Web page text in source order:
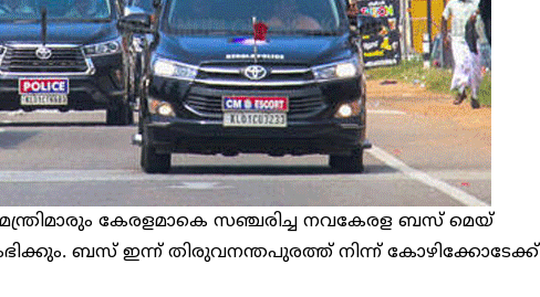
കേരളമാകെ സഞ്ചരിച്ച നവകേരള ബസ് മെയ്
ബസ് ഇന്ന് തിരുവനന്തപുരത്ത് നിന്ന് കോഴിക്കോടേക്ക്